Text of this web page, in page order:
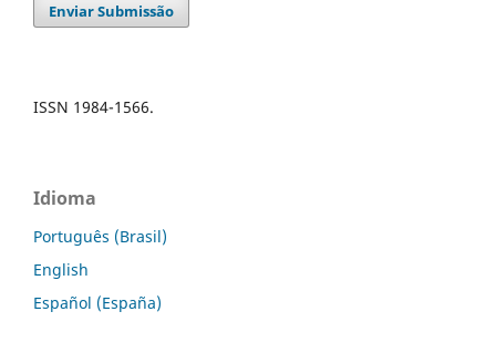
Enviar Submissão
ISSN 1984-1566.
Idioma
Português (Brasil)
English
Español (España)